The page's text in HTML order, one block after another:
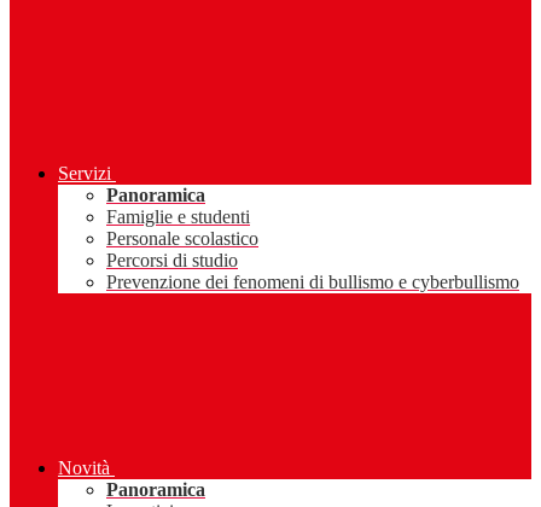
Servizi
Panoramica
Famiglie e studenti
Personale scolastico
Percorsi di studio
Prevenzione dei fenomeni di bullismo e cyberbullismo
Novità
Panoramica